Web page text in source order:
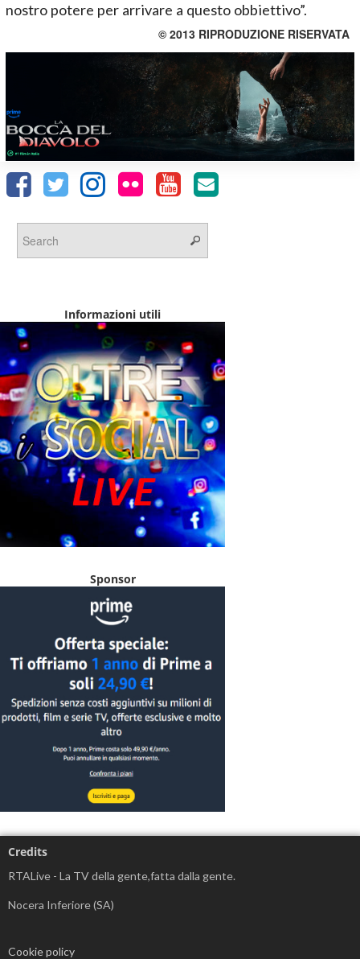
nostro potere per arrivare a questo obbiettivo”.
© 2013 RIPRODUZIONE RISERVATA
Informazioni utili
Sponsor
Credits
RTALive - La TV della gente,fatta dalla gente.
Nocera Inferiore (SA)
Cookie policy